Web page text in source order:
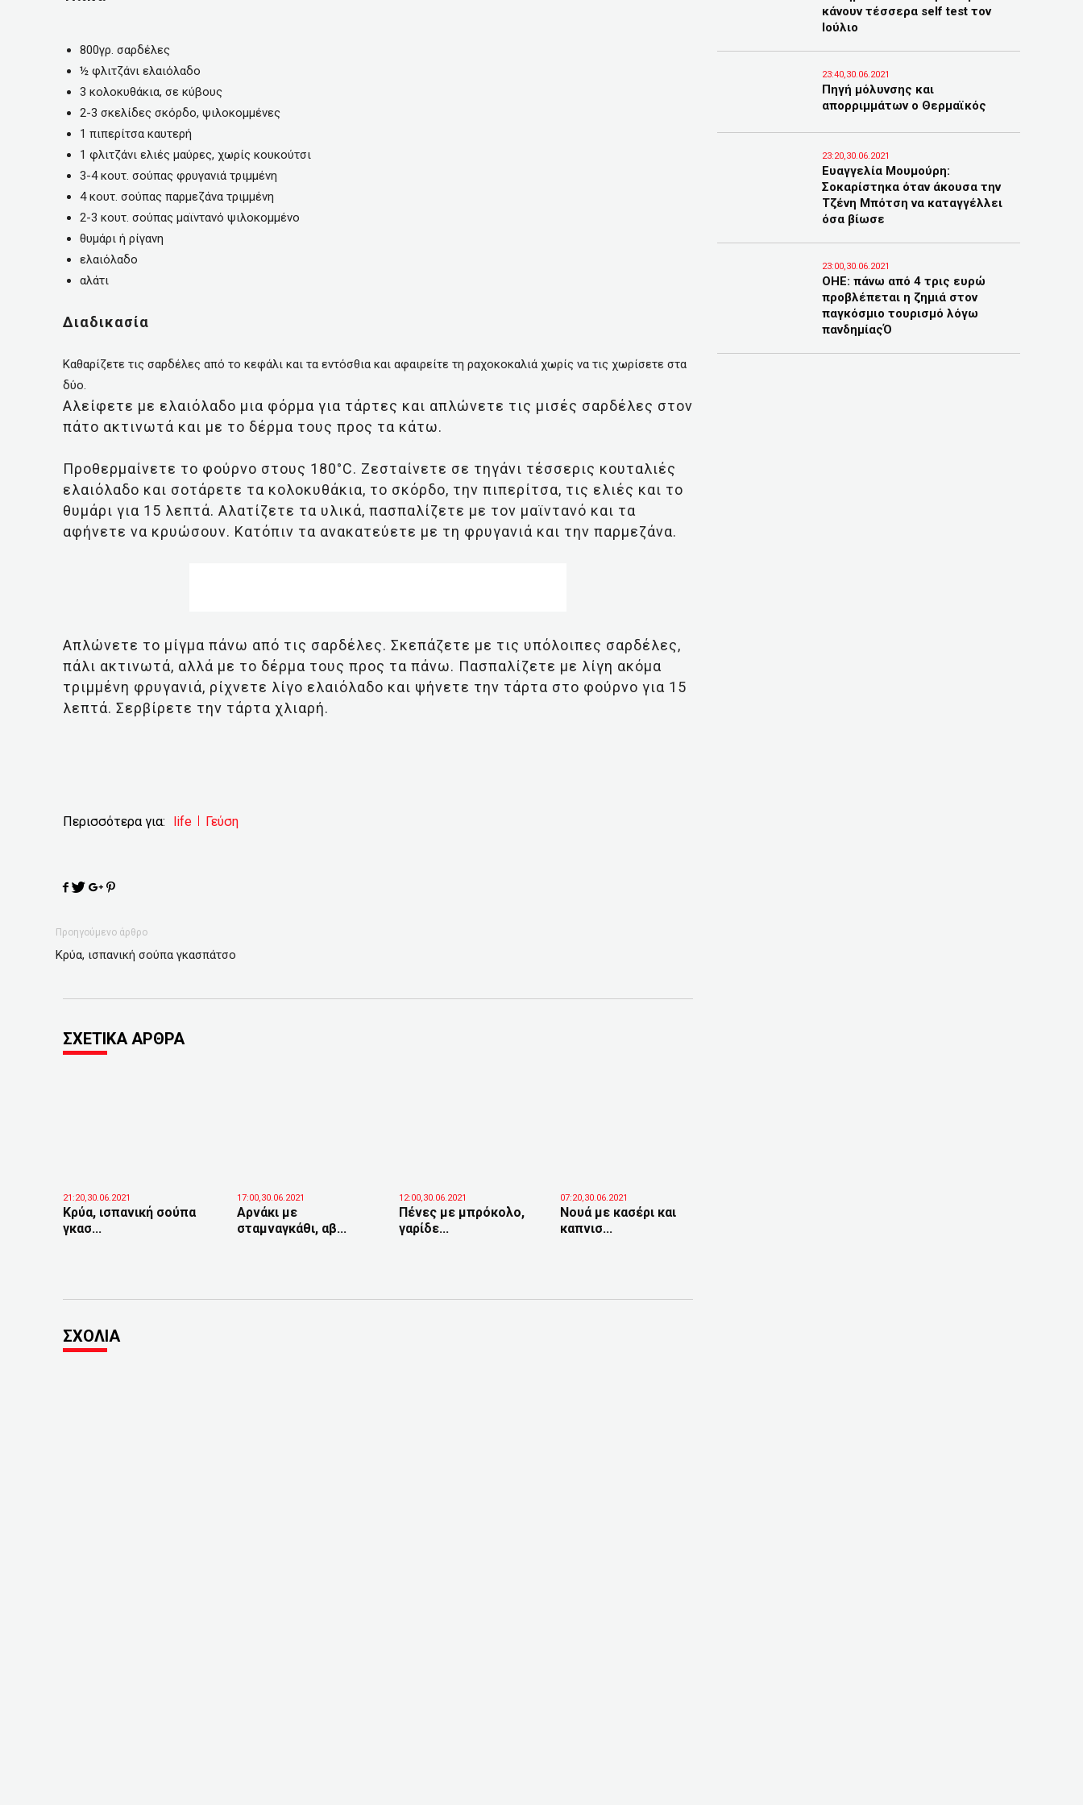
800γρ. σαρδέλες
½ φλιτζάνι ελαιόλαδο
3 κολοκυθάκια, σε κύβους
2-3 σκελίδες σκόρδο, ψιλοκομμένες
1 πιπερίτσα καυτερή
1 φλιτζάνι ελιές μαύρες, χωρίς κουκούτσι
3-4 κουτ. σούπας φρυγανιά τριμμένη
4 κουτ. σούπας παρμεζάνα τριμμένη
2-3 κουτ. σούπας μαϊντανό ψιλοκομμένο
θυμάρι ή ρίγανη
ελαιόλαδο
αλάτι
Διαδικασία
Καθαρίζετε τις σαρδέλες από το κεφάλι και τα εντόσθια και αφαιρείτε τη ραχοκοκαλιά χωρίς να τις χωρίσετε στα
δύο.
Αλείφετε με ελαιόλαδο μια φόρμα για τάρτες και απλώνετε τις μισές σαρδέλες στον
πάτο ακτινωτά και με το δέρμα τους προς τα κάτω.
Προθερμαίνετε το φούρνο στους 180°C. Ζεσταίνετε σε τηγάνι τέσσερις κουταλιές
ελαιόλαδο και σοτάρετε τα κολοκυθάκια, το σκόρδο, την πιπερίτσα, τις ελιές και το
θυμάρι για 15 λεπτά. Αλατίζετε τα υλικά, πασπαλίζετε με τον μαϊντανό και τα
αφήνετε να κρυώσουν. Κατόπιν τα ανακατεύετε με τη φρυγανιά και την παρμεζάνα.
Απλώνετε το μίγμα πάνω από τις σαρδέλες. Σκεπάζετε με τις υπόλοιπες σαρδέλες,
πάλι ακτινωτά, αλλά με το δέρμα τους προς τα πάνω. Πασπαλίζετε με λίγη ακόμα
τριμμένη φρυγανιά, ρίχνετε λίγο ελαιόλαδο και ψήνετε την τάρτα στο φούρνο για 15
λεπτά. Σερβίρετε την τάρτα χλιαρή.
Περισσότερα για: life Γεύση
Προηγούμενο άρθρο
Κρύα, ισπανική σούπα γκασπάτσο
ΣΧΕΤΙΚΑ ΑΡΘΡΑ
21:20,30.06.2021
Κρύα, ισπανική σούπα
γκασ...
17:00,30.06.2021
Αρνάκι με
σταμναγκάθι, αβ...
12:00,30.06.2021
Πένες με μπρόκολο,
γαρίδε...
07:20,30.06.2021
Νουά με κασέρι και
καπνισ...
ΣΧΟΛΙΑ
κάνουν τέσσερα self test τον
Ιούλιο
23:40,30.06.2021
Πηγή μόλυνσης και
απορριμμάτων ο Θερμαϊκός
23:20,30.06.2021
Ευαγγελία Μουμούρη:
Σοκαρίστηκα όταν άκουσα την
Τζένη Μπότση να καταγγέλλει
όσα βίωσε
23:00,30.06.2021
ΟΗΕ: πάνω από 4 τρις ευρώ
προβλέπεται η ζημιά στον
παγκόσμιο τουρισμό λόγω
πανδημίαςΌ